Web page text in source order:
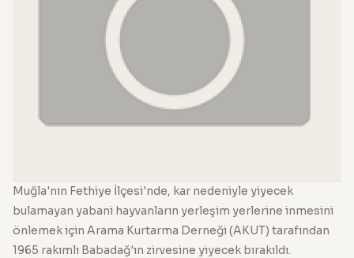
Muğla'nın Fethiye İlçesi'nde, kar nedeniyle yiyecek
bulamayan yabani hayvanların yerleşim yerlerine inmesini
önlemek için Arama Kurtarma Derneği (AKUT) tarafından
1965 rakımlı Babadağ'ın zirvesine yiyecek bırakıldı.